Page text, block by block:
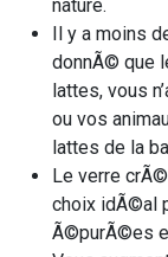
nature.
Il y a moins
donnÃ© que
lattes, vous
ou vos
lattes de la
Le verre
choix idÃ©al
Ã©purÃ©es